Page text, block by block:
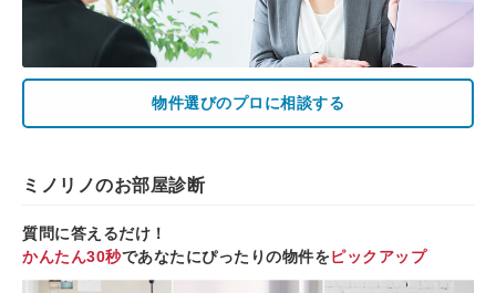
物件選びのプロに相談する
ミノリノのお部屋診断
質問に答えるだけ！
かんたん30秒であなたにぴったりの物件をピックアップ